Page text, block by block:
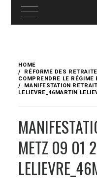
content
HOME
RÉFORME DES
COMPRENDRE LE RÉGIME
MANIFESTATION
LELIEVRE_46MARTIN
METZ 09 01